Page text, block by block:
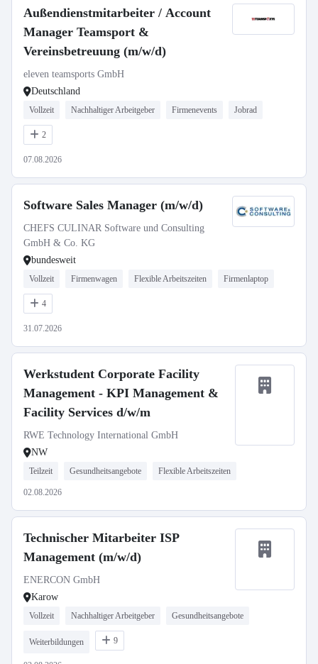
Außendienstmitarbeiter / Account
Manager Teamsport &
Vereinsbetreuung (m/w/d)
eleven teamsports GmbH
Deutschland
Vollzeit Nachhaltiger Arbeitgeber Firmenevents Jobrad
2
07.08.2026
Software Sales Manager (m/w/d)
CHEFS CULINAR Software und Consulting
GmbH & Co. KG
bundesweit
Vollzeit Firmenwagen Flexible Arbeitszeiten Firmenlaptop
4
31.07.2026
Werkstudent Corporate Facility
Management - KPI Management &
Facility Services d/w/m
RWE Technology International GmbH
NW
Teilzeit Gesundheitsangebote Flexible Arbeitszeiten
02.08.2026
Technischer Mitarbeiter ISP
Management (m/w/d)
ENERCON GmbH
Karow
Vollzeit Nachhaltiger Arbeitgeber Gesundheitsangebote
Weiterbildungen 9